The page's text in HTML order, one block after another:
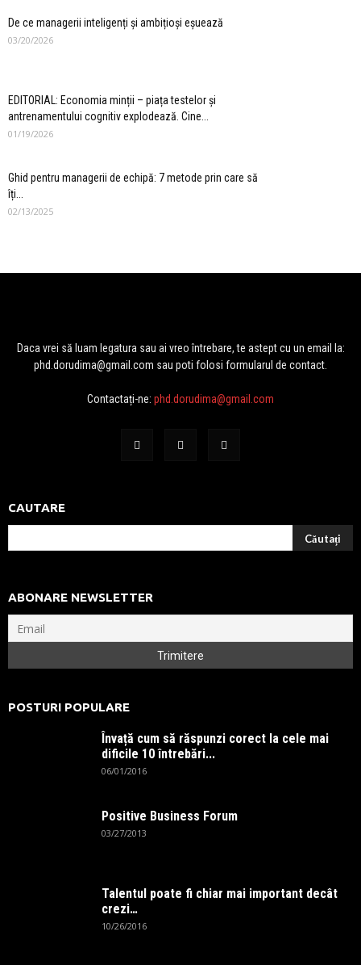
De ce managerii inteligenți și ambițioși eșuează
03/20/2026
EDITORIAL: Economia minții – piața testelor și
antrenamentului cognitiv explodează. Cine...
01/19/2026
Ghid pentru managerii de echipă: 7 metode prin care să
îți...
02/13/2025
Daca vrei să luam legatura sau ai vreo întrebare, te astept cu un email la:
phd.dorudima@gmail.com sau poti folosi formularul de contact.
Contactați-ne: phd.dorudima@gmail.com
CAUTARE
ABONARE NEWSLETTER
POSTURI POPULARE
Învață cum să răspunzi corect la cele mai
dificile 10 întrebări...
06/01/2016
Positive Business Forum
03/27/2013
Talentul poate fi chiar mai important decât
crezi…
10/26/2016